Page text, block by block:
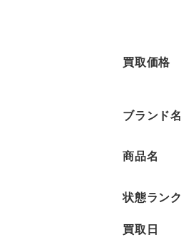
買取価格
ブランド名
商品名
状態ランク
買取日